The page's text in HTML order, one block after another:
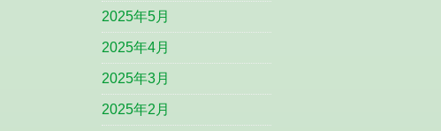
2025年5月
2025年4月
2025年3月
2025年2月